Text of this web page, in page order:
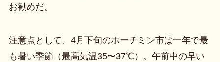
お勧めだ。
注意点として、4月下旬のホーチミン市は一年で最
も暑い季節（最高気温35〜37℃）。午前中の早い